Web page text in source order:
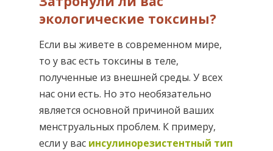
экологические токсины?
Если вы живете в современном мире,
то у вас есть токсины в теле,
полученные из внешней среды. У всех
нас они есть. Но это необязательно
является основной причиной ваших
менструальных проблем. К примеру,
если у вас инсулинорезистентный тип